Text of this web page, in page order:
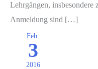
Lehrgängen, insbesondere
Anmeldung sind […]
Feb.
3
2016